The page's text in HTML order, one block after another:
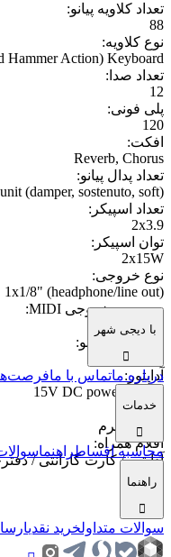
تعداد کلاویه پیانو:
88
نوع کلاویه:
Hammer Action) Keyboard
تعداد صدا :
12
پلی فونی:
120
افکت:
Reverb, Chorus
تعداد پدال پیانو:
(damper, sostenuto, soft)
تعداد اسپیکر :
2x3.9
توان اسپیکر :
2x15W
نوع خروجی:
1x1/8" (headphone/line out)
ورودی و خروجی MIDI
:
USB
تعداد آهنگ دمو:
آداپتور:
15V DC power supply
وزن:
اقلام همراه:
آداپتور / کارت گارانتی /
با دیجی شهر
درباره ماتماس با ما
خدمات
محاسبه اقساطراهنما
راهنما
سوالات متداولخرید نقدی